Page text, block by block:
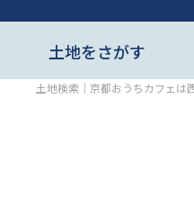
土地をさがす
土地検索｜京都おうちカフェは